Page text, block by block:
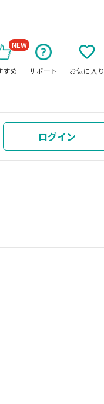
すめ
NEW
サポート お気に入り
ログイン